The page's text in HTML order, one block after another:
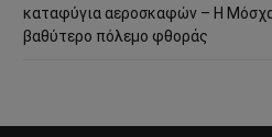
καταφύγια αεροσκαφών – Η Μόσχα
βαθύτερο πόλεμο φθοράς